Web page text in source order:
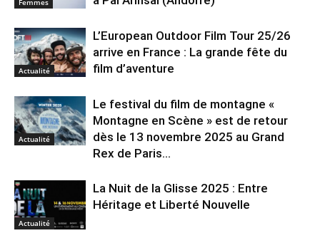
Actualité
L’European Outdoor Film Tour 25/26
arrive en France : La grande fête du
film d’aventure
Actualité
Le festival du film de montagne «
Montagne en Scène » est de retour
dès le 13 novembre 2025 au Grand
Rex de Paris...
Actualité
La Nuit de la Glisse 2025 : Entre
Héritage et Liberté Nouvelle